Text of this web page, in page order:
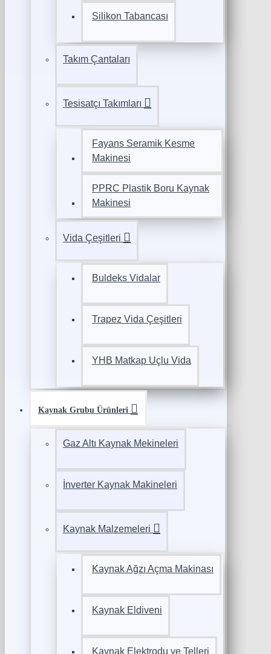
Silikon Tabancası
Takım Çantaları
Tesisatçı Takımları
Fayans Seramik Kesme
Makinesi
PPRC Plastik Boru Kaynak
Makinesi
Vida Çeşitleri
Buldeks Vidalar
Trapez Vida Çeşitleri
YHB Matkap Uçlu Vida
Kaynak Grubu Ürünleri
Gaz Altı Kaynak Mekineleri
İnverter Kaynak Makineleri
Kaynak Malzemeleri
Kaynak Ağzı Açma Makinası
Kaynak Eldiveni
Kaynak Elektrodu ve Telleri